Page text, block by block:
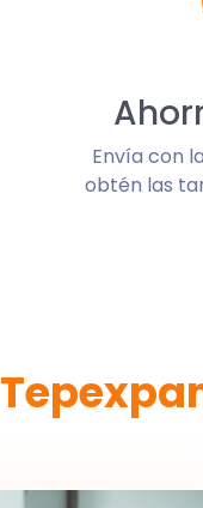
Envía con
obtén las